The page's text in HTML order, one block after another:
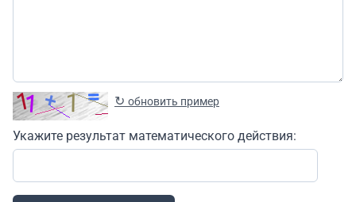
↻ обновить пример
Укажите результат математического действия: